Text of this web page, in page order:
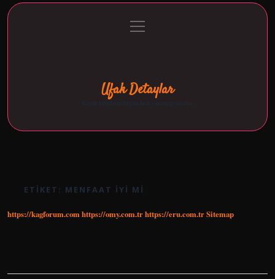
Gizlilik Politikası
menüyü
aç
Ufak Detaylar
Küçük bilgilerin büyük fark yarattığı yazılar.
ETIKET: MENFAAT IYI MI
https://kagforum.com https://omy.com.trhttps://eru.com.trSitemap